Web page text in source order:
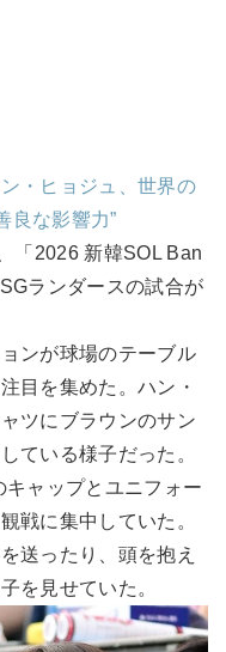
・ヒョジュ、世界の
良な影響力”
「2026 新韓SOL Ban
ランダースの試合が
ンが球場のテーブル
目を集めた。ハン・
ツにブラウンのサン
ている様子だった。
キャップとユニフォー
戦に集中していた。
送ったり、頭を抱え
を見せていた。